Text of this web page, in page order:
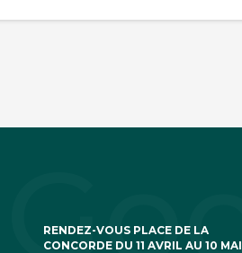
RENDEZ-VOUS PLACE DE LA
CONCORDE DU 11 AVRIL AU 10 MAI